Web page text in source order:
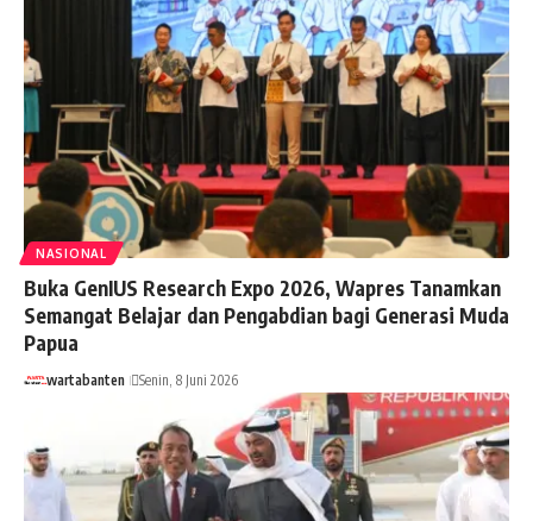
NASIONAL
Buka GenIUS Research Expo 2026, Wapres Tanamkan
Semangat Belajar dan Pengabdian bagi Generasi Muda
Papua
wartabanten Senin, 8 Juni 2026